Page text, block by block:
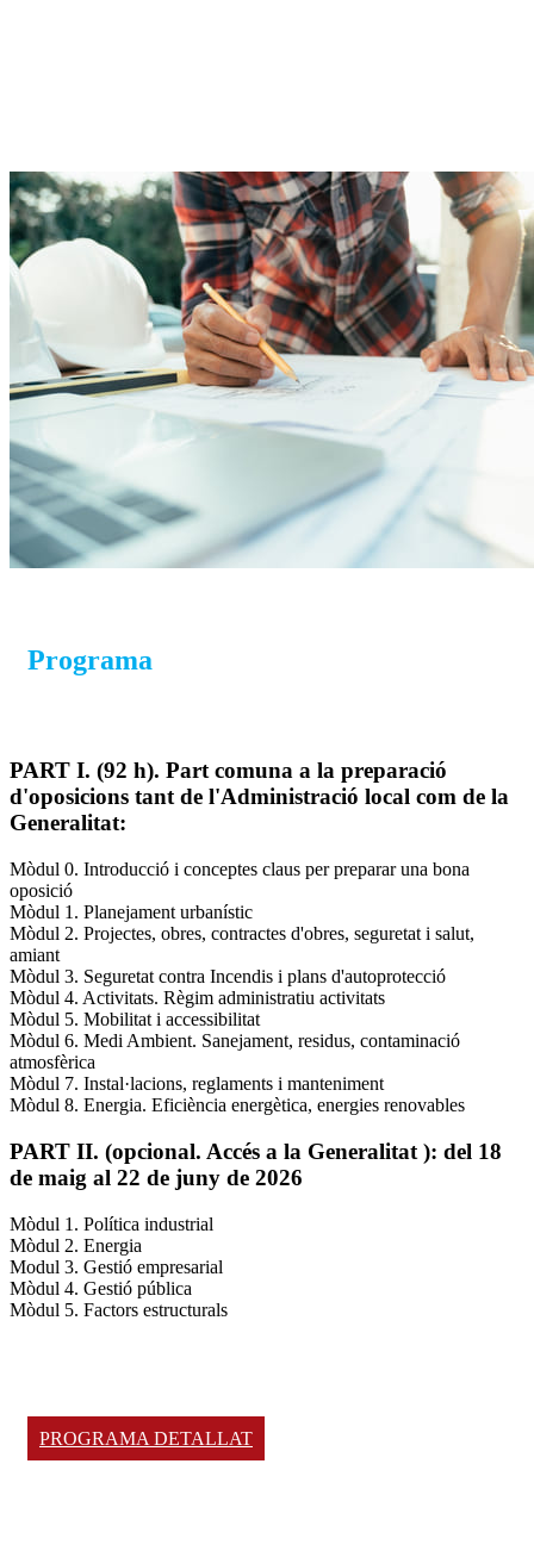
Programa
PART I. (92 h). Part comuna a la preparació
d'oposicions tant de l'Administració local com de la
Generalitat:
Mòdul 0. Introducció i conceptes claus per preparar una bona
oposició
Mòdul 1. Planejament urbanístic
Mòdul 2. Projectes, obres, contractes d'obres, seguretat i salut,
amiant
Mòdul 3. Seguretat contra Incendis i plans d'autoprotecció
Mòdul 4. Activitats. Règim administratiu activitats
Mòdul 5. Mobilitat i accessibilitat
Mòdul 6. Medi Ambient. Sanejament, residus, contaminació
atmosfèrica
Mòdul 7. Instal·lacions, reglaments i manteniment
Mòdul 8. Energia. Eficiència energètica, energies renovables
PART II. (opcional. Accés a la Generalitat ): del 18
de maig al 22 de juny de 2026
Mòdul 1. Política industrial
Mòdul 2. Energia
Modul 3. Gestió empresarial
Mòdul 4. Gestió pública
Mòdul 5. Factors estructurals
PROGRAMA DETALLAT